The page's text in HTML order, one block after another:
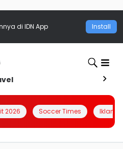
di IDN App Install
2026 Soccer Times Iklanin